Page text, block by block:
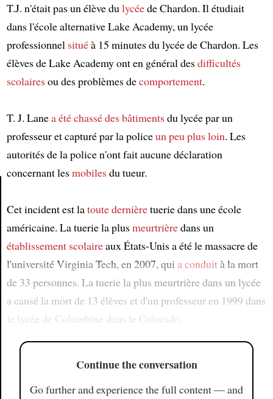
Article
T.J. n'était pas un élève dulycéede Chardon. Il étudiait
dans l'école alternative Lake Academy, un lycée
professionnel situéà 15 minutes du lycée de Chardon. Les
élèves de Lake Academy ont en général desdifficultés
scolairesou des problèmes decomportement.
T. J. Lanea été chassé des bâtimentsdu lycée par un
professeur et capturé par la policeun peu plus loin. Les
autorités de la police n'ont fait aucune déclaration
concernant lesmobilesdu tueur.
Cet incident est latoute dernièretuerie dans une école
américaine. La tuerie la plusmeurtrièredans un
établissement scolaireaux États-Unis a été le massacre de
l'université Virginia Tech, en 2007, qui a conduità la mort
de 33 personnes. La tuerie la plus meurtrière dans un lycée
a causé la mort de 13 élèves et d'un professeur en 1999 dans
le lycée de Columbine dans le Colorado.
Continue the conversation
Go further and experience the full content — and